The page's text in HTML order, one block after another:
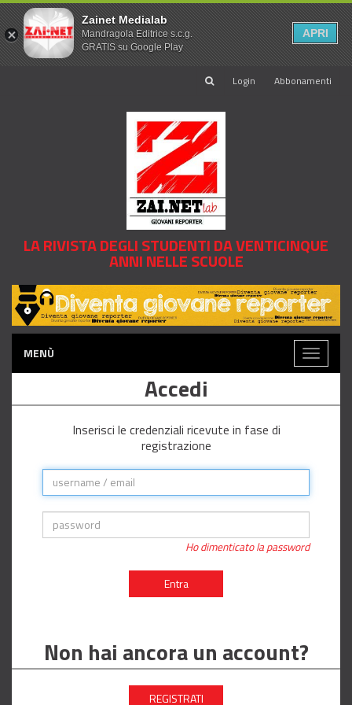
Login Abbonamenti
LA RIVISTA DEGLI STUDENTI DA VENTICINQUE
ANNI NELLE SCUOLE
MENÙ
Toggle
Accedi
Inserisci le credenziali ricevute in fase di
registrazione
Ho dimenticato la password
Entra
Non hai ancora un account?
REGISTRATI
Zainet Medialab
Mandragola Editrice s.c.g.
GRATIS su Google Play
APRI